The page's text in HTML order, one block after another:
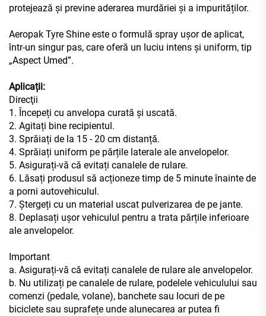
protejează și previne aderarea murdăriei și a impurităților.
Aeropak Tyre Shine este o formulă spray ușor de aplicat,
într-un singur pas, care oferă un luciu intens și uniform, tip
„Aspect Umed”.
Aplicații:
Direcţii
1. Începeți cu anvelopa curată și uscată.
2. Agitați bine recipientul.
3. Sprăiați de la 15 - 20 cm distanță.
4. Sprăiați uniform pe părțile laterale ale anvelopelor.
5. Asigurați-vă că evitați canalele de rulare.
6. Lăsați produsul să acționeze timp de 5 minute înainte de
a porni autovehiculul.
7. Ștergeți cu un material uscat pulverizarea de pe jante.
8. Deplasați ușor vehiculul pentru a trata părțile inferioare
ale anvelopelor.
Important
a. Asigurați-vă că evitați canalele de rulare ale anvelopelor.
b. Nu utilizați pe canalele de rulare, podelele vehiculului sau
comenzi (pedale, volane), banchete sau locuri de pe
biciclete sau suprafețe unde alunecarea ar putea fi